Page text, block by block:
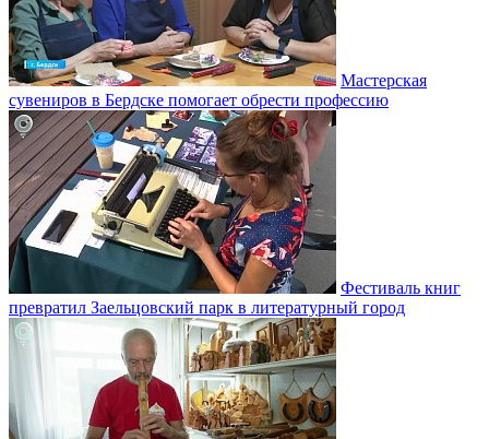
Мастерская
сувениров в Бердске помогает обрести профессию
Фестиваль книг
превратил Заельцовский парк в литературный город